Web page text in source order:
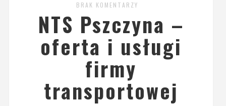
BRAK KOMENTARZY
NTS Pszczyna –
oferta i usługi
firmy
transportowej